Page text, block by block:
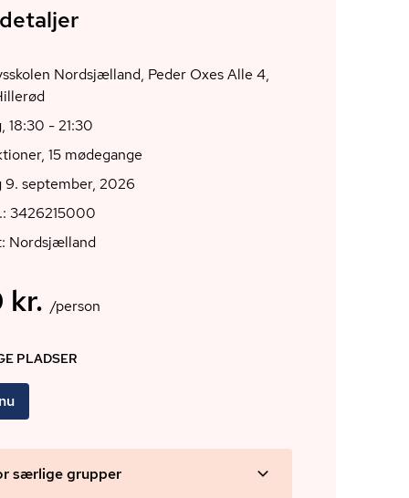
Nordsjælland, Peder Oxes Alle 4,
Hillerød
18:30 - 21:30
15 mødegange
9. september, 2026
3426215000
Nordsjælland
kr. /person
PLADSER
særlige grupper